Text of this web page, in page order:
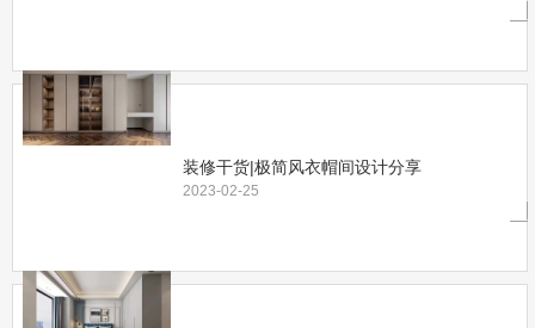
装修干货|极简风衣帽间设计分享
2023-02-25